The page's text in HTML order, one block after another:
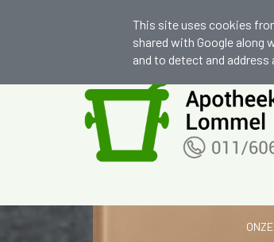
apocwouters@skynet.be
Wij zijn graag je
This site uses cookies
shared with Google
and to detect and address